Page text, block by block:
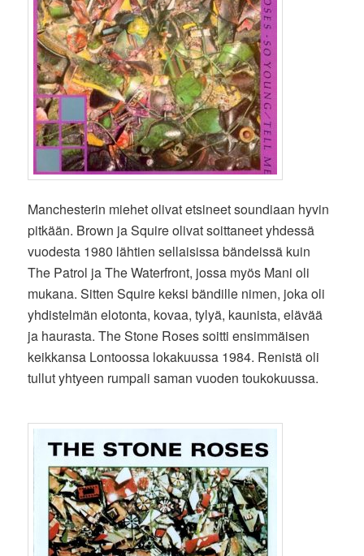
Manchesterin miehet olivat etsineet soundiaan hyvin
pitkään. Brown ja Squire olivat soittaneet yhdessä
vuodesta 1980 lähtien sellaisissa bändeissä kuin
The Patrol ja The Waterfront, jossa myös Mani oli
mukana. Sitten Squire keksi bändille nimen, joka oli
yhdistelmän elotonta, kovaa, tylyä, kaunista, elävää
ja haurasta. The Stone Roses soitti ensimmäisen
keikkansa Lontoossa lokakuussa 1984. Renistä oli
tullut yhtyeen rumpali saman vuoden toukokuussa.